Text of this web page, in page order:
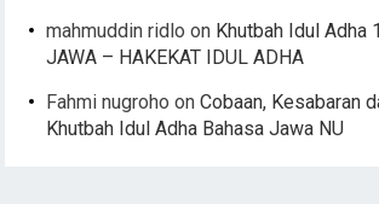
mahmuddin ridlo on Khutbah Idul Adha
JAWA – HAKEKAT IDUL ADHA
Fahmi nugroho onCobaan, Kesabaran
Khutbah Idul Adha Bahasa Jawa NU